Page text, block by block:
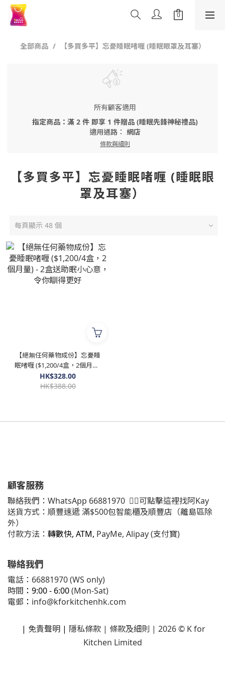
全部商品 【多買多平】忘憂睡眠啫喱 (睡眠眼罩及耳塞）
所有顧客適用
指定商品：滿 2 件 即享 1 件贈品 (睡眠先鋒神秘禮品)
適用通路： 網店
條款與細則
【多買多平】忘憂睡眠啫喱 (睡眠眼
罩及耳塞）
每頁顯示 48 個
【絕無任何藥物成份】忘憂睡
眠啫喱 ($1,200/4盒，2個月量)
- 2盒送助眠小心意，令你瞓得
更好
HK$328.00
HK$388.00
顧客服務
聯絡我們： WhatsApp 66881970 👈🏻可點擊這裡找阿Kay
送貨方式：順豐速遞 滿$500包智能櫃及順豐店（離島區除
外）
付款方法： 轉數快, ATM, PayMe, Alipay (支付寶)
聯絡我們
電話：66881970 (WS only)
時間 ：9:00 - 6:00(Mon-Sat)
電郵 ： info@kforkitchenhk.com
| 免責聲明 | 隱私條款 | 條款及細則 | 2026 © K for
Kitchen Limited